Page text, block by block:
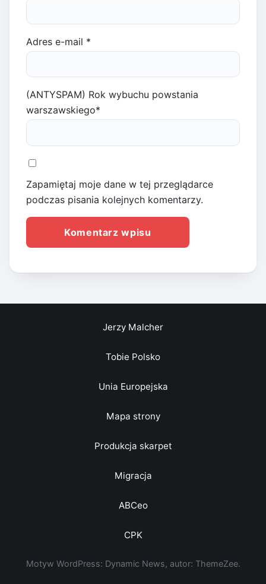
Adres e-mail *
(ANTYSPAM) Rok wybuchu powstania
warszawskiego*
Zapamiętaj moje dane w tej przeglądarce
podczas pisania kolejnych komentarzy.
Jerzy Malcher
Tobie Polsko
Unia Europejska
Mapa strony
Produkcja skarpet
Migracja
ABCeo
CPK
Motyw WordPress: Dynamic News, autor: ThemeZee.